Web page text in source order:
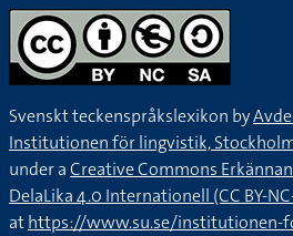
Svenskt teckenspråkslexikon by
Institutionen för lingvistik,
under aCreative Commons
DelaLika 4.0 Internationell (CC BY-
athttps://www.su.se/institutionen-